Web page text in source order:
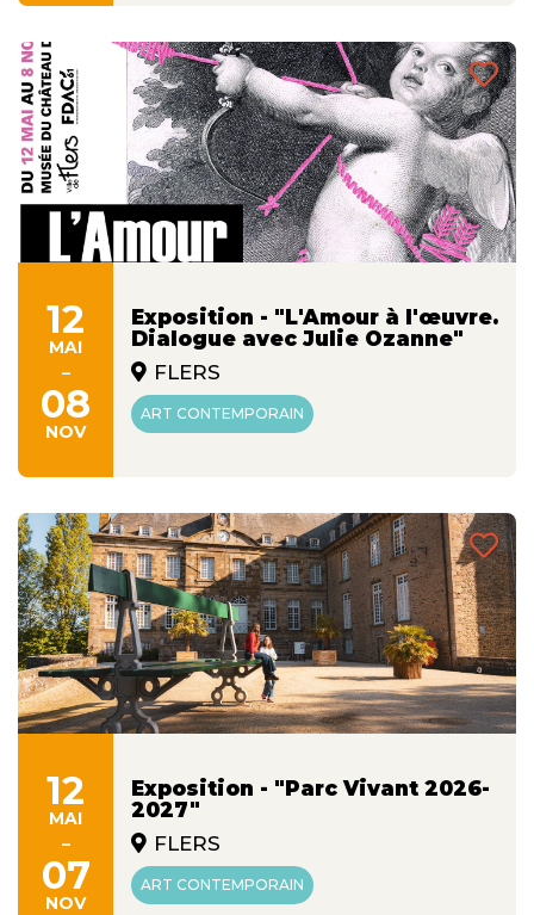
12
MAI
-
08
NOV
Exposition - "L'Amour à l'œuvre.
Dialogue avec Julie Ozanne"
FLERS
ART CONTEMPORAIN
12
MAI
-
07
NOV
Exposition - "Parc Vivant 2026-
2027"
FLERS
ART CONTEMPORAIN